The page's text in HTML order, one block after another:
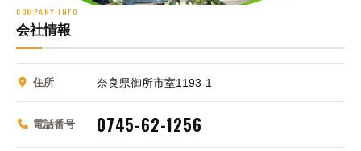
COMPANY INFO
会社情報
住所 奈良県御所市室1193-1
電話番号 0745-62-1256